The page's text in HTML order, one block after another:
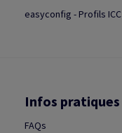
easyconfig - Profils ICC
Infos pratiques
FAQs